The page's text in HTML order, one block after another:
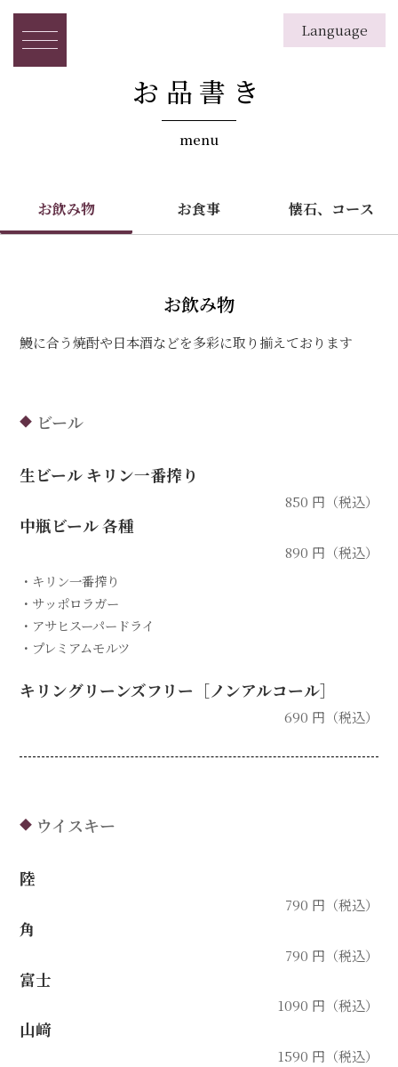
Language
お品書き
menu
お飲み物 お食事 懐石、コース
お飲み物
鰻に合う焼酎や日本酒などを多彩に取り揃えております
◆ ビール
生ビール キリン一番搾り
850 円（税込）
中瓶ビール 各種
890 円（税込）
・キリン一番搾り
・サッポロラガー
・アサヒスーパードライ
・プレミアムモルツ
キリングリーンズフリー［ノンアルコール］
690 円（税込）
◆ ウイスキー
陸
790 円（税込）
角
790 円（税込）
富士
1090 円（税込）
山﨑
1590 円（税込）